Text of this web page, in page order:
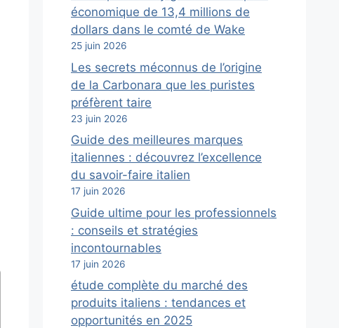
économique de 13,4 millions de
dollars dans le comté de Wake
25 juin 2026
Les secrets méconnus de l’origine
de la Carbonara que les puristes
préfèrent taire
23 juin 2026
Guide des meilleures marques
italiennes : découvrez l’excellence
du savoir-faire italien
17 juin 2026
Guide ultime pour les professionnels
: conseils et stratégies
incontournables
17 juin 2026
étude complète du marché des
produits italiens : tendances et
opportunités en 2025